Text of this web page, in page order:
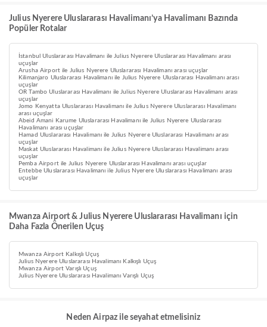
Julius Nyerere Uluslararası Havalimanı’ya Havalimanı Bazında
Popüler Rotalar
İstanbul Uluslararası Havalimanı ile Julius Nyerere Uluslararası Havalimanı arası
uçuşlar
Arusha Airport ile Julius Nyerere Uluslararası Havalimanı arası uçuşlar
Kilimanjaro Uluslararası Havalimanı ile Julius Nyerere Uluslararası Havalimanı arası
uçuşlar
OR Tambo Uluslararası Havalimanı ile Julius Nyerere Uluslararası Havalimanı arası
uçuşlar
Jomo Kenyatta Uluslararası Havalimanı ile Julius Nyerere Uluslararası Havalimanı
arası uçuşlar
Abeid Amani Karume Uluslararası Havalimanı ile Julius Nyerere Uluslararası
Havalimanı arası uçuşlar
Hamad Uluslararası Havalimanı ile Julius Nyerere Uluslararası Havalimanı arası
uçuşlar
Maskat Uluslararası Havalimanı ile Julius Nyerere Uluslararası Havalimanı arası
uçuşlar
Pemba Airport ile Julius Nyerere Uluslararası Havalimanı arası uçuşlar
Entebbe Uluslararası Havalimanı ile Julius Nyerere Uluslararası Havalimanı arası
uçuşlar
Mwanza Airport & Julius Nyerere Uluslararası Havalimanı için
Daha Fazla Önerilen Uçuş
Mwanza Airport Kalkışlı Uçuş
Julius Nyerere Uluslararası Havalimanı Kalkışlı Uçuş
Mwanza Airport Varışlı Uçuş
Julius Nyerere Uluslararası Havalimanı Varışlı Uçuş
Neden Airpaz ile seyahat etmelisiniz